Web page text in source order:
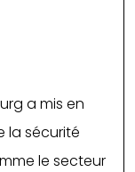
a mis en
la sécurité
le secteur